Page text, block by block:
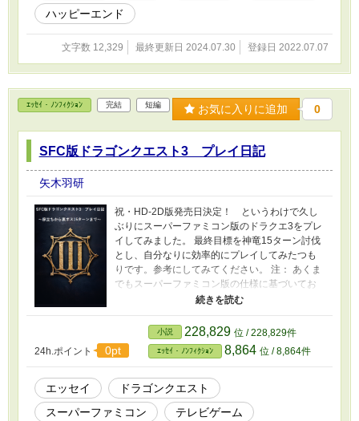
ハッピーエンド
文字数 12,329 最終更新日 2024.07.30 登録日 2022.07.07
ｴｯｾｲ・ﾉﾝﾌｨｸｼｮﾝ 完結 短編 お気に入りに追加 0
SFC版ドラゴンクエスト3 プレイ日記
矢木羽研
祝・HD-2D版発売日決定！ というわけで久し
ぶりにスーパーファミコン版のドラクエ3をプレ
イしてみました。 最終目標を神竜15ターン討伐
とし、自分なりに効率的にプレイしてみたつも
りです。参考にしてみてください。 注： あくま
でもスーパーファミコン版の仕様に基づいてお
ります。ゲームボーイカラー版や、スマホや
との仕様に関しては本文中でも可能な限り触れ
ておりますが、私自身はファミコン版とスーパ
ーファミコン版・ゲームボーイカラー版しかプ
レイしたことがありません。 ゲームの画面写真
は、アナログ接続したテレビ画面をスマホカメ
ラで直接撮影したものです。 プレイ経過やパラ
メータの記録を目的とした引用であり、権利を
24h.ポイント 0pt
小説 228,829 位 / 228,829件
ｴｯｾｲ・ﾉﾝﾌｨｸｼｮﾝ 8,864 位 / 8,864件
エッセイ
ドラゴンクエスト
スーパーファミコン
テレビゲーム